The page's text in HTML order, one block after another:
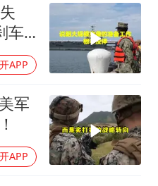
36岁男演员成景区NPC后人气爆棚
新疆优化调整景区内自驾服务费
身事业高质量发展
健身 共筑健康中国
车
APP
军
APP